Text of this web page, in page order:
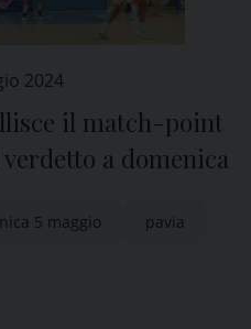
2024
il match-point
a domenica
5 maggio pavia